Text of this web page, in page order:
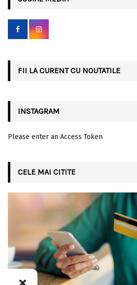
r
FII LA CURENT CU NOUTATILE
INSTAGRAM
Please enter an Access Token
CELE MAI CITITE